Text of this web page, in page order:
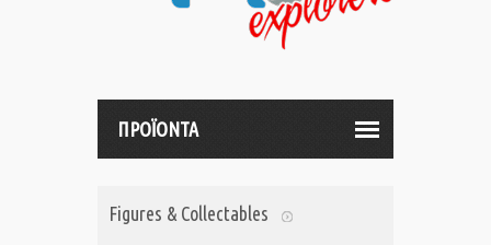
ΠΡΟΪΟΝΤΑ
Figures & Collectables